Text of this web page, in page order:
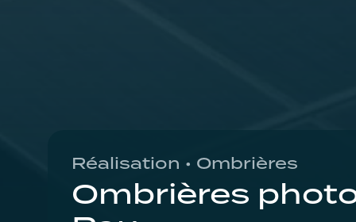
Réalisation • Ombrières
Ombrières